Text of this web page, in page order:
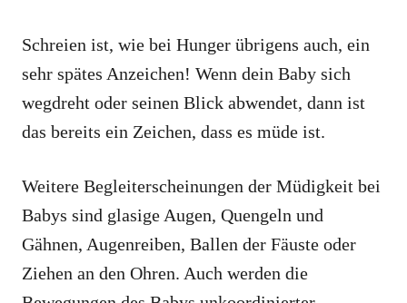
Schreien ist, wie bei Hunger übrigens auch, ein
sehr spätes Anzeichen! Wenn dein Baby sich
wegdreht oder seinen Blick abwendet, dann ist
das bereits ein Zeichen, dass es müde ist.
Weitere Begleiterscheinungen der Müdigkeit bei
Babys sind glasige Augen, Quengeln und
Gähnen, Augenreiben, Ballen der Fäuste oder
Ziehen an den Ohren. Auch werden die